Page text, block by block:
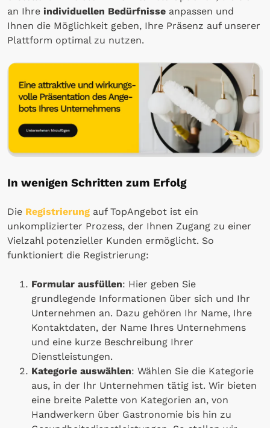
an Ihre individuellen Bedürfnisse anpassen und
Ihnen die Möglichkeit geben, Ihre Präsenz auf unserer
Plattform optimal zu nutzen.
In wenigen Schritten zum Erfolg
Die Registrierung auf TopAngebot ist ein
unkomplizierter Prozess, der Ihnen Zugang zu einer
Vielzahl potenzieller Kunden ermöglicht. So
funktioniert die Registrierung:
Formular ausfüllen: Hier geben Sie
grundlegende Informationen über sich und Ihr
Unternehmen an. Dazu gehören Ihr Name, Ihre
Kontaktdaten, der Name Ihres Unternehmens
und eine kurze Beschreibung Ihrer
Dienstleistungen.
Kategorie auswählen: Wählen Sie die Kategorie
aus, in der Ihr Unternehmen tätig ist. Wir bieten
eine breite Palette von Kategorien an, von
Handwerkern über Gastronomie bis hin zu